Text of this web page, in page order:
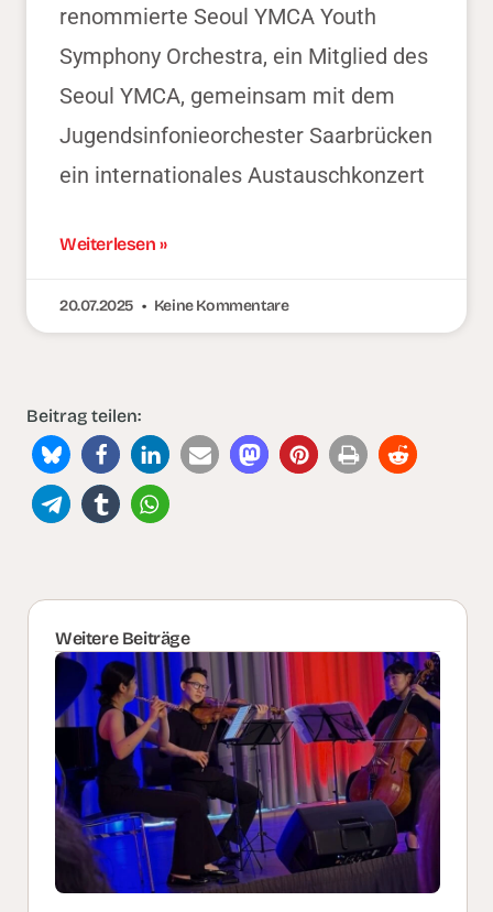
renommierte Seoul YMCA Youth
Symphony Orchestra, ein Mitglied des
Seoul YMCA, gemeinsam mit dem
Jugendsinfonieorchester Saarbrücken
ein internationales Austauschkonzert
Weiterlesen »
20.07.2025 Keine Kommentare
Beitrag teilen:
Weitere Beiträge